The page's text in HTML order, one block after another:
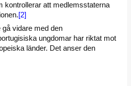
kontrollerar att medlemsstaterna
[2]
gå vidare med den
ungdomar har riktat mot
länder. Det anser den